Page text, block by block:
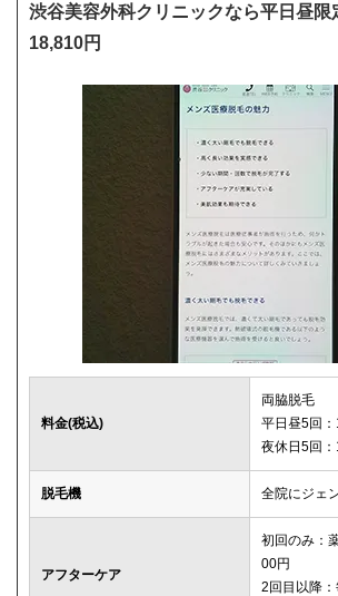
渋谷美容外科クリニックなら平日昼限
18,810円
料金(税込)
両脇脱毛
平日昼5回
夜休日5回
脱毛機 全院にジェ
アフターケア
初回のみ：
00円
2回目以降